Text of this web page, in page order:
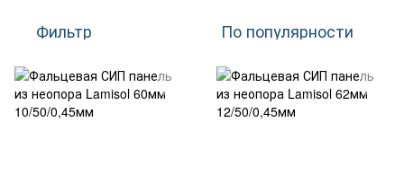
Фильтр По популярности